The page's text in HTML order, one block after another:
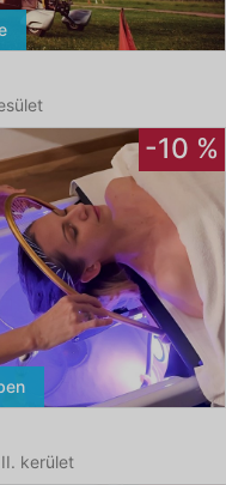
-10 %
kerület